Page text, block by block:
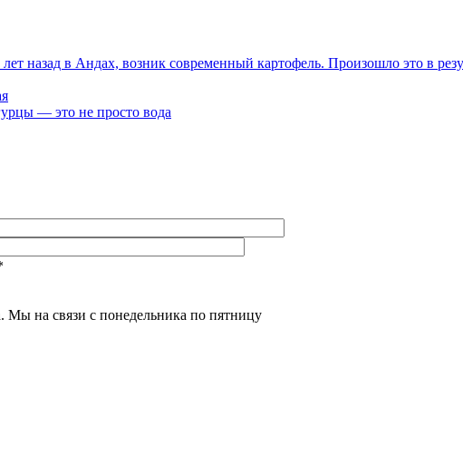
назад в Андах, возник современный картофель. Произошло это в
— это не просто вода
на связи с понедельника по пятницу